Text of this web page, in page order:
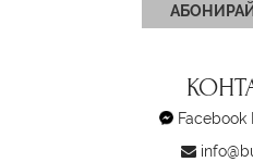
Facebook